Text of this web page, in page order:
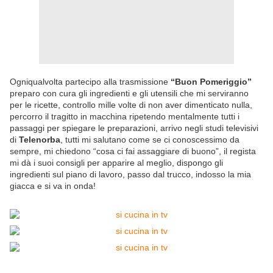
Ogniqualvolta partecipo alla trasmissione “Buon Pomeriggio”
preparo con cura gli ingredienti e gli utensili che mi serviranno
per le ricette, controllo mille volte di non aver dimenticato nulla,
percorro il tragitto in macchina ripetendo mentalmente tutti i
passaggi per spiegare le preparazioni, arrivo negli studi televisivi
di Telenorba , tutti mi salutano come se ci conoscessimo da
sempre, mi chiedono “cosa ci fai assaggiare di buono”, il regista
mi dà i suoi consigli per apparire al meglio, dispongo gli
ingredienti sul piano di lavoro, passo dal trucco, indosso la mia
giacca e si va in onda!